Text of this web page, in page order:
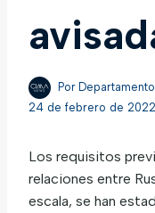
Por
24 de febrero de 2022
Los requisitos
relaciones entre
escala, se han